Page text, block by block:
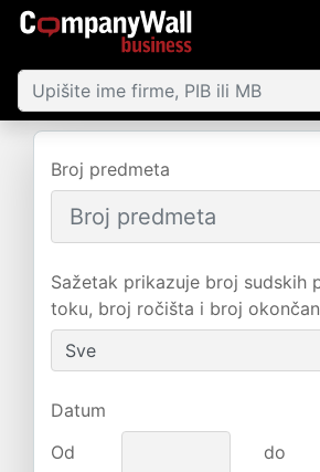
Broj predmeta
Sažetak prikazuje broj sudskih
toku, broj ročišta i broj
Datum
Od
do